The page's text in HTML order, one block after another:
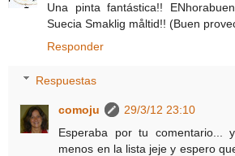
Una pinta fantástica!!
Suecia Smaklig måltid!! (Buen
Responder
Respuestas
comoju
29/3/12 23:10
Esperaba por tu comentario...
menos en la lista jeje y espero